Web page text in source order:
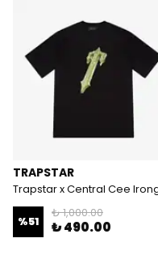
TRAPSTAR
%51
₺ 1,000.00
₺ 490.00